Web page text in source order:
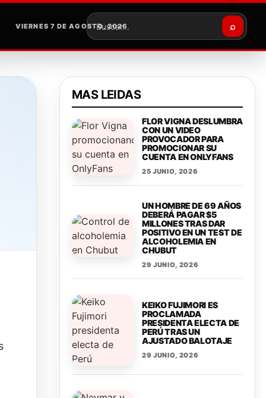
VIERNES 7 DE AGOSTO, 2026
Buscar
⌕
MAS LEIDAS
FLOR VIGNA DESLUMBRA
CON UN VIDEO
PROVOCADOR PARA
PROMOCIONAR SU
CUENTA EN ONLYFANS
25 JUNIO, 2026
UN HOMBRE DE 69 AÑOS
DEBERÁ PAGAR $5
MILLONES TRAS DAR
POSITIVO EN UN TEST DE
ALCOHOLEMIA EN
CHUBUT
29 JUNIO, 2026
KEIKO FUJIMORI ES
PROCLAMADA
PRESIDENTA ELECTA DE
PERÚ TRAS UN
AJUSTADO BALOTAJE
29 JUNIO, 2026